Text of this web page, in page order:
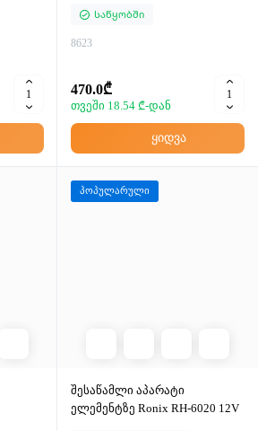
Საწყობში
8623
470.0₾
თვეში 18.54 ₾-დან
ყიდვა
პოპულარული
შესაწამლი აპარატი
ელემენტზე Ronix RH-6020 12V